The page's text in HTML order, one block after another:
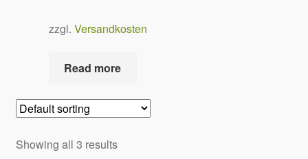
zzgl. Versandkosten
Read more
Showing all 3 results